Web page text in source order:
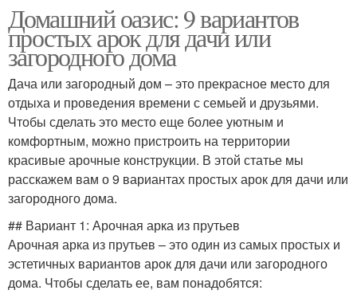
Домашний оазис: 9 вариантов
простых арок для дачи или
загородного дома
Дача или загородный дом – это прекрасное место для
отдыха и проведения времени с семьей и друзьями.
Чтобы сделать это место еще более уютным и
комфортным, можно пристроить на территории
красивые арочные конструкции. В этой статье мы
расскажем вам о 9 вариантах простых арок для дачи или
загородного дома.
## Вариант 1: Арочная арка из прутьев
Арочная арка из прутьев – это один из самых простых и
эстетичных вариантов арок для дачи или загородного
дома. Чтобы сделать ее, вам понадобятся: